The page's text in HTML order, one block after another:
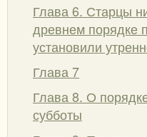
Глава 6. Старцы
древнем порядке
установили
Глава 7
Глава 8. О
субботы